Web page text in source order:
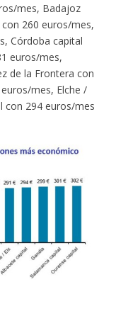
mes, Badajoz
260 euros/mes,
Córdoba capital
euros/mes,
de la Frontera con
mes, Elche /
con 294 euros/mes